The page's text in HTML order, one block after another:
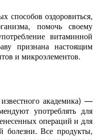
способов оздоровиться,
помочь своему
витаминной
признана настоящим
и микроэлементов.
академика) —
употреблять для
операций и для
болезни. Все продукты,